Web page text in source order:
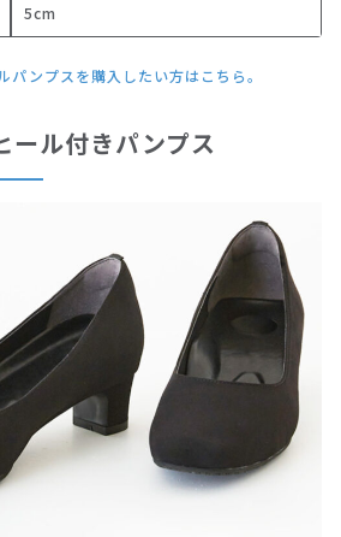
5cm
ンプスを購入したい方はこちら。
ル付きパンプス